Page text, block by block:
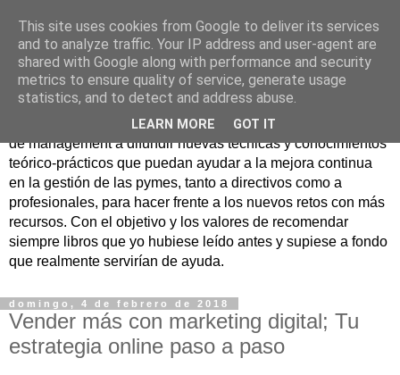
Nuevo Viernes - Nuevo
Libro
Nace con la misión de ayudar mediante la lectura de libros
de management a difundir nuevas técnicas y conocimientos
teórico-prácticos que puedan ayudar a la mejora continua
en la gestión de las pymes, tanto a directivos como a
profesionales, para hacer frente a los nuevos retos con más
recursos. Con el objetivo y los valores de recomendar
siempre libros que yo hubiese leído antes y supiese a fondo
que realmente servirían de ayuda.
domingo, 4 de febrero de 2018
Vender más con marketing digital; Tu
estrategia online paso a paso
This site uses cookies from Google to deliver its services
and to analyze traffic. Your IP address and user-agent are
shared with Google along with performance and security
metrics to ensure quality of service, generate usage
statistics, and to detect and address abuse.
LEARN MORE GOT IT